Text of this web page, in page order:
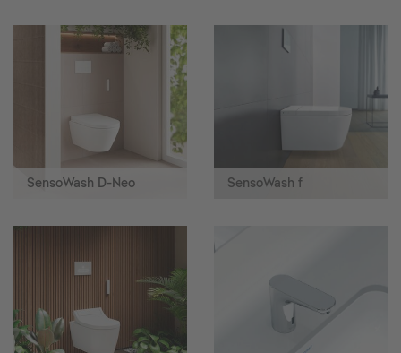
SensoWash D-Neo SensoWash f